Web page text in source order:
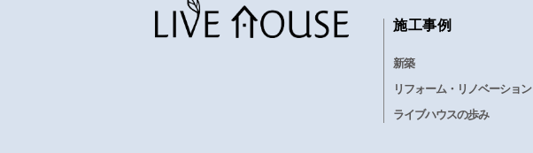
施工事例
新築
リフォーム・リノベーション
ライブハウスの歩み